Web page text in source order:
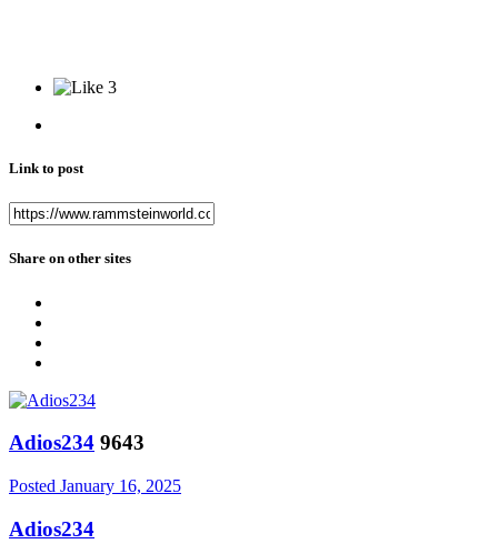
3
Link to post
Share on other sites
Adios234 9643
Posted January 16, 2025
Adios234